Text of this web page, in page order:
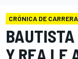
CRÓNICA DE CARRERA
Y REA LE